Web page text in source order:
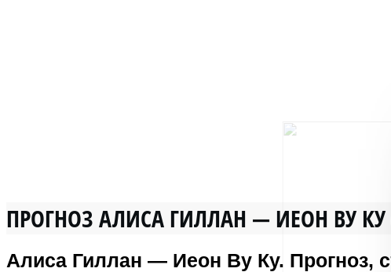
ПРОГНОЗ АЛИСА ГИЛЛАН — ИЕОН ВУ
Алиса Гиллан — Иеон Ву Ку. Прогноз,